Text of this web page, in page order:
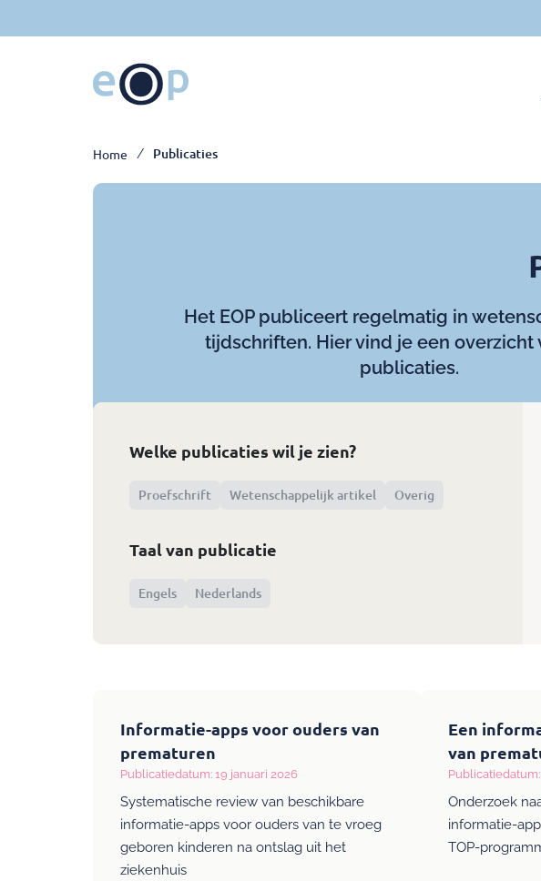
naar
Breadcrumb
Home Publicaties
Het EOP publiceert regelmatig in
tijdschriften. Hier vind je een overzicht
publicaties.
Welke publicaties wil je zien?
Proefschrift Wetenschappelijk artikel Overig
Taal van publicatie
Engels Nederlands
Informatie-apps voor ouders van
prematuren
Publicatiedatum: 19 januari 2026
Systematische review van beschikbare
informatie-apps voor ouders van te vroeg
geboren kinderen na ontslag uit het
ziekenhuis
Een
van
Onderzoek
informatie-
TOP-